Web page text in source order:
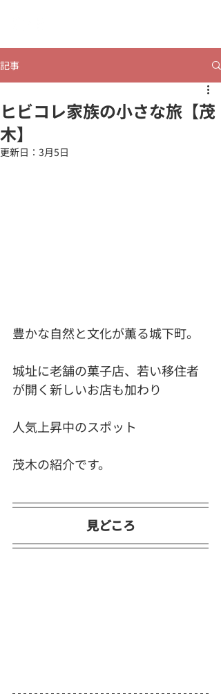
記事
ヒビコレ家族の小さな旅【茂
木】
更新日： 3月5日
豊かな自然と文化が薫る城下町。
城址に老舗の菓子店、若い移住者
が開く新しいお店も加わり
人気上昇中のスポット
茂木の紹介です。
見どころ